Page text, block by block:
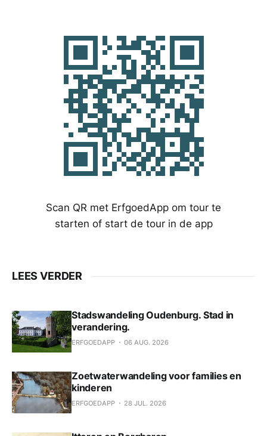
Scan QR met ErfgoedApp om tour te
starten of start de tour in de app
LEES VERDER
Stadswandeling Oudenburg. Stad in
verandering.
ERFGOEDAPP 06 AUG. 2026
Zoetwaterwandeling voor families en
kinderen
ERFGOEDAPP 28 JUL. 2026